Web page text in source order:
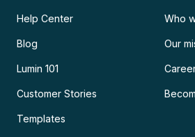
Help Center
Blog
Lumin 101
Customer Stories
Templates
Who
Our